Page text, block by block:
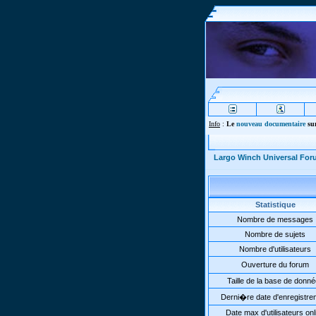
Info : Lenouveau documentaire
Largo Winch Universal
Statistique
Nombre de messages
Nombre de sujets
Nombre d'utilisateurs
Ouverture du forum
Taille de la base de
Derni�re date
Date max d'utilisateurs